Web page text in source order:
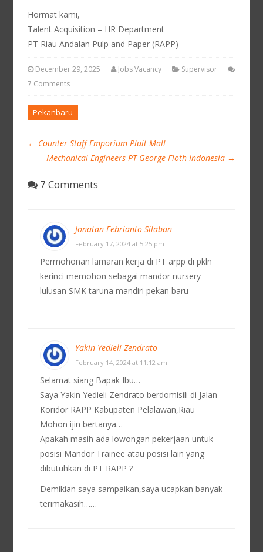
Hormat kami,
Talent Acquisition – HR Department
PT Riau Andalan Pulp and Paper (RAPP)
December 29, 2025 Jobs Vacancy
Supervisor
7 Comments
Pekanbaru
← Counter Staff Emporium Pluit Mall
Mechanical Engineers PT George Floth Indonesia →
7 Comments
Jonatan Febrianto Silaban
February 17, 2024 at 5:25 pm |
Permohonan lamaran kerja di PT arpp di pkln
kerinci memohon sebagai mandor nursery
lulusan SMK taruna mandiri pekan baru
Yakin Yedieli Zendrato
February 14, 2024 at 11:12 am |
Selamat siang Bapak Ibu…
Saya Yakin Yedieli Zendrato berdomisili di Jalan
Koridor RAPP Kabupaten Pelalawan,Riau
Mohon ijin bertanya…
Apakah masih ada lowongan pekerjaan untuk
posisi Mandor Trainee atau posisi lain yang
dibutuhkan di PT RAPP ?
Demikian saya sampaikan,saya ucapkan banyak
terimakasih……